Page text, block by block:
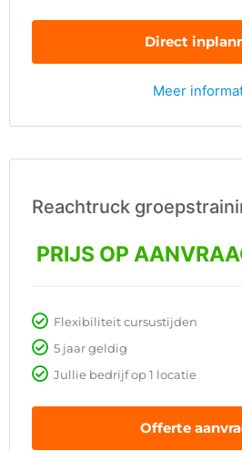
Direct
Meer
Reachtruck
PRIJS OP
Flexibiliteit cursustijden
5 jaar geldig
Jullie bedrijf op 1 locatie
Offerte